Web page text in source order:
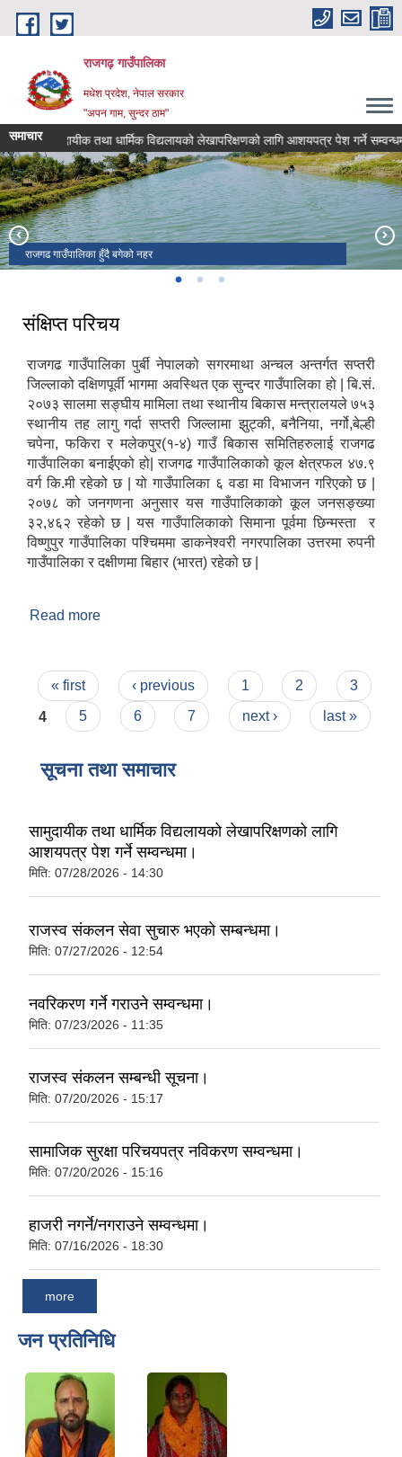
Skip to main content
राजगढ़ गाउँपालिका
मधेश प्रदेश, नेपाल सरकार
"अपन गाम, सुन्दर ठाम"
समाचार
सामुदायीक तथा धार्मिक विद्यलायको लेखापरिक्षणको लागि आशयपत्र पेश गर्ने सम्वन्धमा।
राजगढ गाउँपालिका हुँदै बगेको नहर
राजगढ गाउँपालिकाको प्रशासनीक भवन
रामजानकी मन्दिर तथा शनी मन्दिर
संक्षिप्त परिचय
राजगढ गाउँपालिका पुर्बी नेपालको सगरमाथा अन्चल अन्तर्गत सप्तरी
जिल्लाको दक्षिणपूर्वी भागमा अवस्थित एक सुन्दर गाउँपालिका हो | बि.सं.
२०७३ सालमा सङ्घीय मामिला तथा स्थानीय बिकास मन्त्रालयले ७५३
स्थानीय तह लागु गर्दा सप्तरी जिल्लामा झुट्की, बनैनिया, नर्गो,बेल्ही
चपेना, फकिरा र मलेकपुर(१-४) गाउँ बिकास समितिहरुलाई राजगढ
गाउँपालिका बनाईएको हो| राजगढ गाउँपालिकाको कूल क्षेत्रफल ४७.९
वर्ग कि.मी रहेको छ | यो गाउँपालिका ६ वडा मा विभाजन गरिएको छ |
२०७८ को जनगणना अनुसार यस गाउँपालिकाको कूल जनसङ्ख्या
३२,४६२ रहेको छ | यस गाउँपालिकाको सिमाना पूर्वमा छिन्मस्ता र
विष्णुपुर गाउँपालिका पश्चिममा डाकनेश्वरी नगरपालिका उत्तरमा रुपनी
गाउँपालिका र दक्षीणमा बिहार (भारत) रहेको छ |
Read more
Pages
« first ‹ previous 1 2
3
4
5 6 7 next › last »
सूचना तथा समाचार
सामुदायीक तथा धार्मिक विद्यलायको लेखापरिक्षणको लागि
आशयपत्र पेश गर्ने सम्वन्धमा।
मिति: 07/28/2026 - 14:30
राजस्व संकलन सेवा सुचारु भएको सम्बन्धमा।
मिति: 07/27/2026 - 12:54
नवरिकरण गर्ने गराउने सम्वन्धमा।
मिति: 07/23/2026 - 11:35
राजस्व संकलन सम्बन्धी सूचना।
मिति: 07/20/2026 - 15:17
सामाजिक सुरक्षा परिचयपत्र नविकरण सम्वन्धमा।
मिति: 07/20/2026 - 15:16
हाजरी नगर्ने/नगराउने सम्वन्धमा।
मिति: 07/16/2026 - 18:30
more
जन प्रतिनिधि